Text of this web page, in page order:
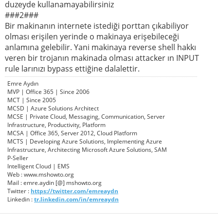
duzeyde kullanamayabilirsiniz
###2###
Bir makinanın internete istediği porttan çıkabiliyor
olması erişilen yerinde o makinaya erişebileceği
anlamına gelebilir. Yani makinaya reverse shell hakkı
veren bir trojanın makinada olması attacker ın INPUT
rule larınızı bypass ettiğine dalalettir.
Emre Aydın
MVP | Office 365 | Since 2006
MCT | Since 2005
MCSD | Azure Solutions Architect
MCSE | Private Cloud, Messaging, Communication, Server
Infrastructure, Productivity, Platform
MCSA | Office 365, Server 2012, Cloud Platform
MCTS | Developing Azure Solutions, Implementing Azure
Infrastructure, Architecting Microsoft Azure Solutions, SAM
P-Seller
Intelligent Cloud | EMS
Web : www.mshowto.org
Mail : emre.aydin [@] mshowto.org
Twitter : https://twitter.com/emreaydn
Linkedin :tr.linkedin.com/in/emreaydn